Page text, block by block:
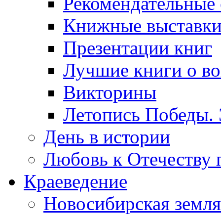
Книжные
Презентации книг
Лучшие книги о
Викторины
Летопись Победы.
День в истории
Любовь к Отечеству
Краеведение
Новосибирская земля